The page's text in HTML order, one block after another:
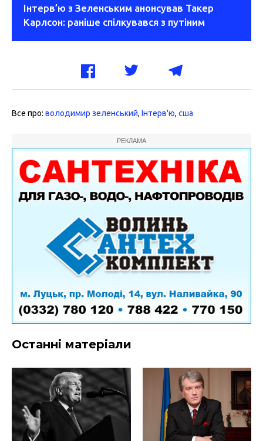
Інтерв’ю з Зеленським анонсував Такер
Карлсон: раніше спілкувався з путіним
Все про: володимир зеленський, Інтерв'ю, сша
РЕКЛАМА
Останні матеріали